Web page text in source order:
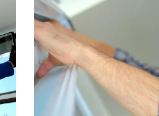
volet roulant coincé.
Intervention rapide.